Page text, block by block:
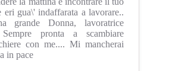
eri gua\' indaffarata a lavorare..
grande Donna, lavoratrice
Sempre pronta a scambiare
con me.... Mi mancherai
in pace